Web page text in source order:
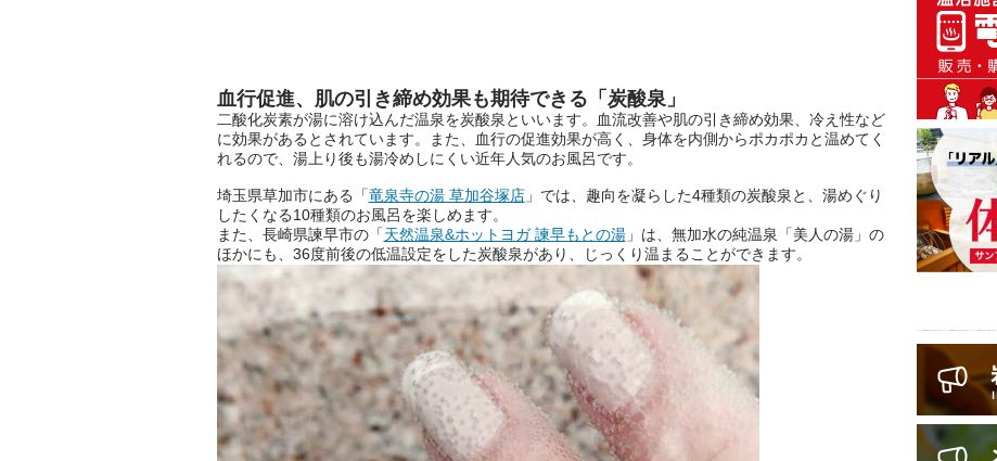
血行促進、肌の引き締め効果も期待できる「炭酸泉」
二酸化炭素が湯に溶け込んだ温泉を炭酸泉といいます。血流改善や肌の引き締め効果、冷え性など
に効果があるとされています。また、血行の促進効果が高く、身体を内側からポカポカと温めてく
れるので、湯上り後も湯冷めしにくい近年人気のお風呂です。
埼玉県草加市にある「竜泉寺の湯 草加谷塚店」では、趣向を凝らした4種類の炭酸泉と、湯めぐり
したくなる10種類のお風呂を楽しめます。
また、長崎県諫早市の「天然温泉&ホットヨガ 諫早もとの湯」は、無加水の純温泉「美人の湯」の
ほかにも、36度前後の低温設定をした炭酸泉があり、じっくり温まることができます。